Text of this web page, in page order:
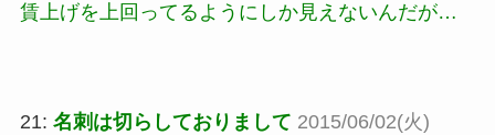
賃上げを上回ってるようにしか見えないんだが…
21: 名刺は切らしておりまして 2015/06/02(火)